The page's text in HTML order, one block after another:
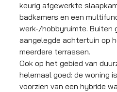
keurig afgewerkte
badkamers en een
werk-/hobbyruimte. Buiten
aangelegde achtertuin op
meerdere terrassen.
Ook op het gebied van
helemaal goed: de woning
voorzien van een hybride